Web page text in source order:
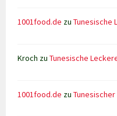
1001food.de zuTunesische
Kroch zuTunesische
1001food.de zu